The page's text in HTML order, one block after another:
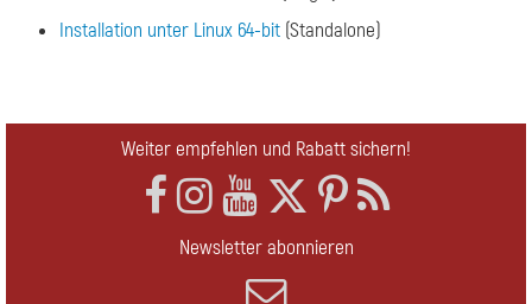
Installation unter Linux 64-bit (Standalone)
Weiter empfehlen und Rabatt sichern!
Newsletter abonnieren